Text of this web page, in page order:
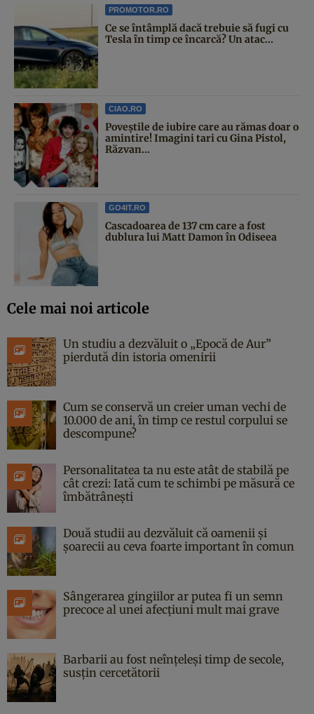
PROMOTOR.RO
Ce se întâmplă dacă trebuie să fugi cu
Tesla în timp ce încarcă? Un atac...
CIAO.RO
Poveştile de iubire care au rămas doar o
amintire! Imagini tari cu Gina Pistol,
Răzvan...
GO4IT.RO
Cascadoarea de 137 cm care a fost
dublura lui Matt Damon în Odiseea
Cele mai noi articole
Un studiu a dezvăluit o „Epocă de Aur”
pierdută din istoria omenirii
Cum se conservă un creier uman vechi de
10.000 de ani, în timp ce restul corpului se
descompune?
Personalitatea ta nu este atât de stabilă pe
cât crezi: Iată cum te schimbi pe măsură ce
îmbătrânești
Două studii au dezvăluit că oamenii și
șoarecii au ceva foarte important în comun
Sângerarea gingiilor ar putea fi un semn
precoce al unei afecțiuni mult mai grave
Barbarii au fost neînțeleși timp de secole,
susțin cercetătorii